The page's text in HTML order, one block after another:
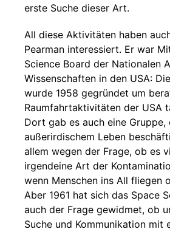
erste Suche dieser Art.
All diese Aktivitäten haben
Pearman interessiert. Er war
Science Board der Nationalen
Wissenschaften in den USA:
wurde 1958 gegründet um
Raumfahrtaktivitäten der USA
Dort gab es auch eine Gruppe,
außerirdischem Leben
allem wegen der Frage, ob es
irgendeine Art der
wenn Menschen ins All fliegen
Aber 1961 hat sich das Space
auch der Frage gewidmet, ob
Suche und Kommunikation mit